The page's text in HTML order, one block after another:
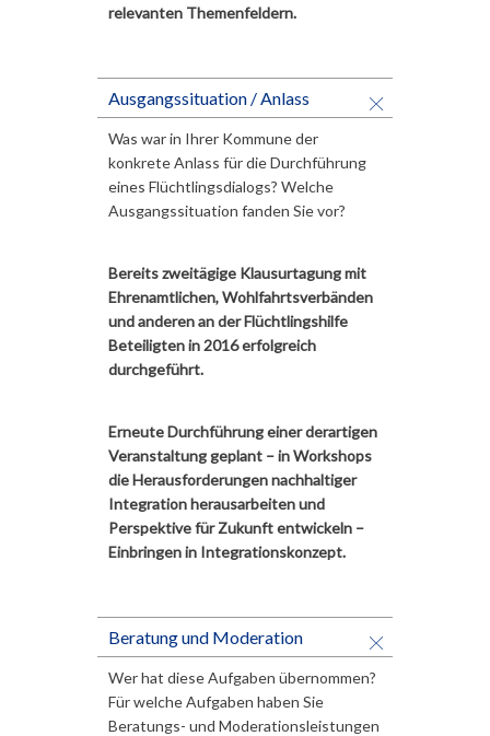
relevanten Themenfeldern.
Ausgangssituation / Anlass
Was war in Ihrer Kommune der
konkrete Anlass für die Durchführung
eines Flüchtlingsdialogs? Welche
Ausgangssituation fanden Sie vor?
Bereits zweitägige Klausurtagung mit
Ehrenamtlichen, Wohlfahrtsverbänden
und anderen an der Flüchtlingshilfe
Beteiligten in 2016 erfolgreich
durchgeführt.
Erneute Durchführung einer derartigen
Veranstaltung geplant – in Workshops
die Herausforderungen nachhaltiger
Integration herausarbeiten und
Perspektive für Zukunft entwickeln –
Einbringen in Integrationskonzept.
Beratung und Moderation
Wer hat diese Aufgaben übernommen?
Für welche Aufgaben haben Sie
Beratungs- und Moderationsleistungen